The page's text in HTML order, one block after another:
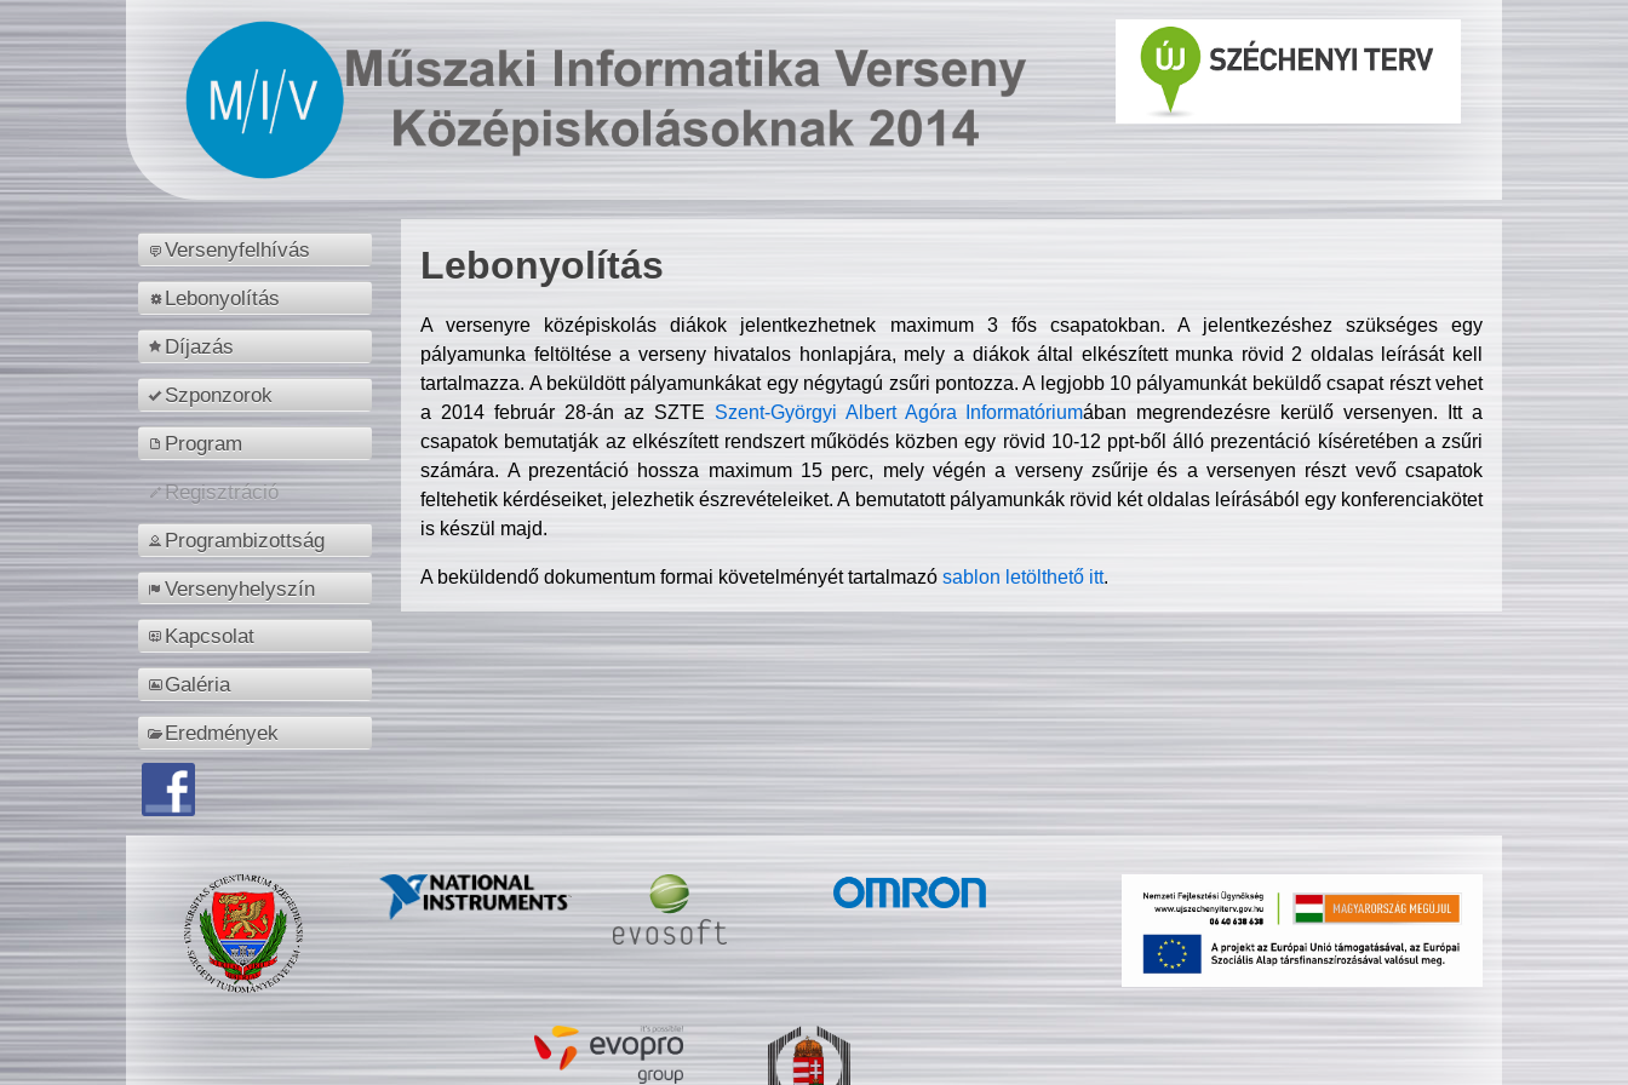
Versenyfelhívás
Lebonyolítás
Díjazás
Szponzorok
Program
Regisztráció
Programbizottság
Versenyhelyszín
Kapcsolat
Galéria
Eredmények
Lebonyolítás
A versenyre középiskolás diákok jelentkezhetnek maximum 3 fős csapatokban. A jelentkezéshez szükséges egy
pályamunka feltöltése a verseny hivatalos honlapjára, mely a diákok által elkészített munka rövid 2 oldalas leírását kell
tartalmazza. A beküldött pályamunkákat egy négytagú zsűri pontozza. A legjobb 10 pályamunkát beküldő csapat részt vehet
a 2014 február 28-án az SZTE Szent-Györgyi Albert Agóra Informatóriumában megrendezésre kerülő versenyen. Itt a
csapatok bemutatják az elkészített rendszert működés közben egy rövid 10-12 ppt-ből álló prezentáció kíséretében a zsűri
számára. A prezentáció hossza maximum 15 perc, mely végén a verseny zsűrije és a versenyen részt vevő csapatok
feltehetik kérdéseiket, jelezhetik észrevételeiket. A bemutatott pályamunkák rövid két oldalas leírásából egy konferenciakötet
is készül majd.
A beküldendő dokumentum formai követelményét tartalmazósablon letölthető itt.